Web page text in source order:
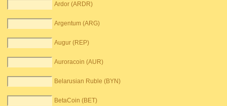
Ardor (ARDR)
Argentum (ARG)
Augur (REP)
Auroracoin (AUR)
Belarusian Ruble (BYN)
BetaCoin (BET)